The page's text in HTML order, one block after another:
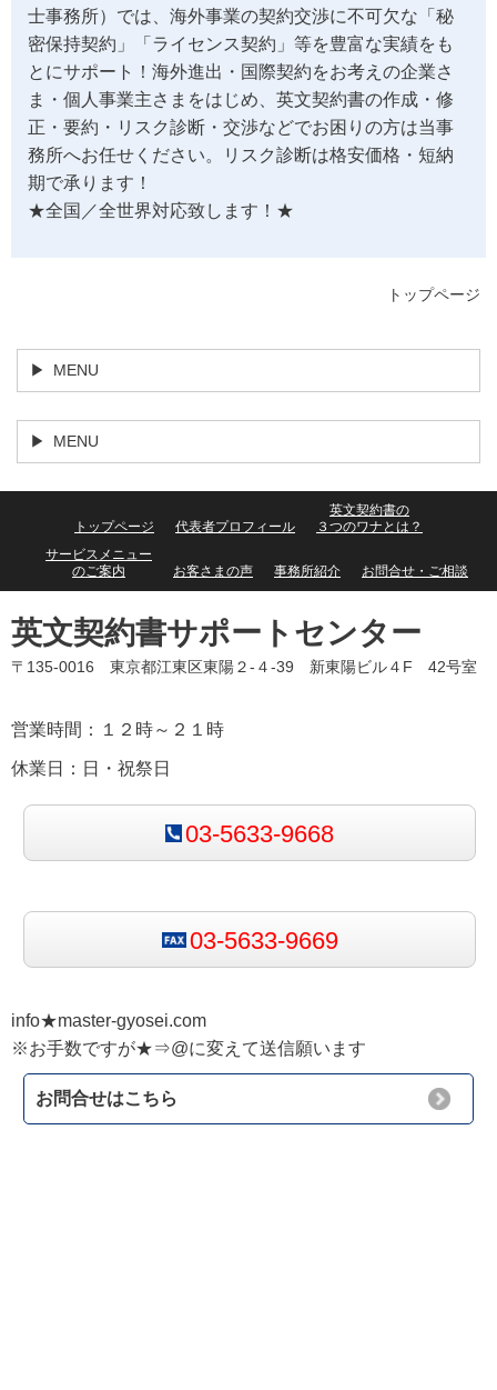
士事務所）では、海外事業の契約交渉に不可欠な「秘
密保持契約」「ライセンス契約」等を豊富な実績をも
とにサポート！海外進出・国際契約をお考えの企業さ
ま・個人事業主さまをはじめ、英文契約書の作成・修
正・要約・リスク診断・交渉などでお困りの方は当事
務所へお任せください。リスク診断は格安価格・短納
期で承ります！
★全国／全世界対応致します！★
トップページ
MENU
MENU
トップページ 代表者プロフィール
英文契約書の
３つのワナとは？
サービスメニュー
のご案内
お客さまの声 事務所紹介 お問合せ・ご相談
英文契約書サポートセンター
〒135-0016 東京都江東区東陽２-４-39 新東陽ビル４F 42号室
営業時間：１２時～２１時
休業日：日・祝祭日
03-5633-9668
03-5633-9669
info★master-gyosei.com
※お手数ですが★⇒@に変えて送信願います
お問合せはこちら